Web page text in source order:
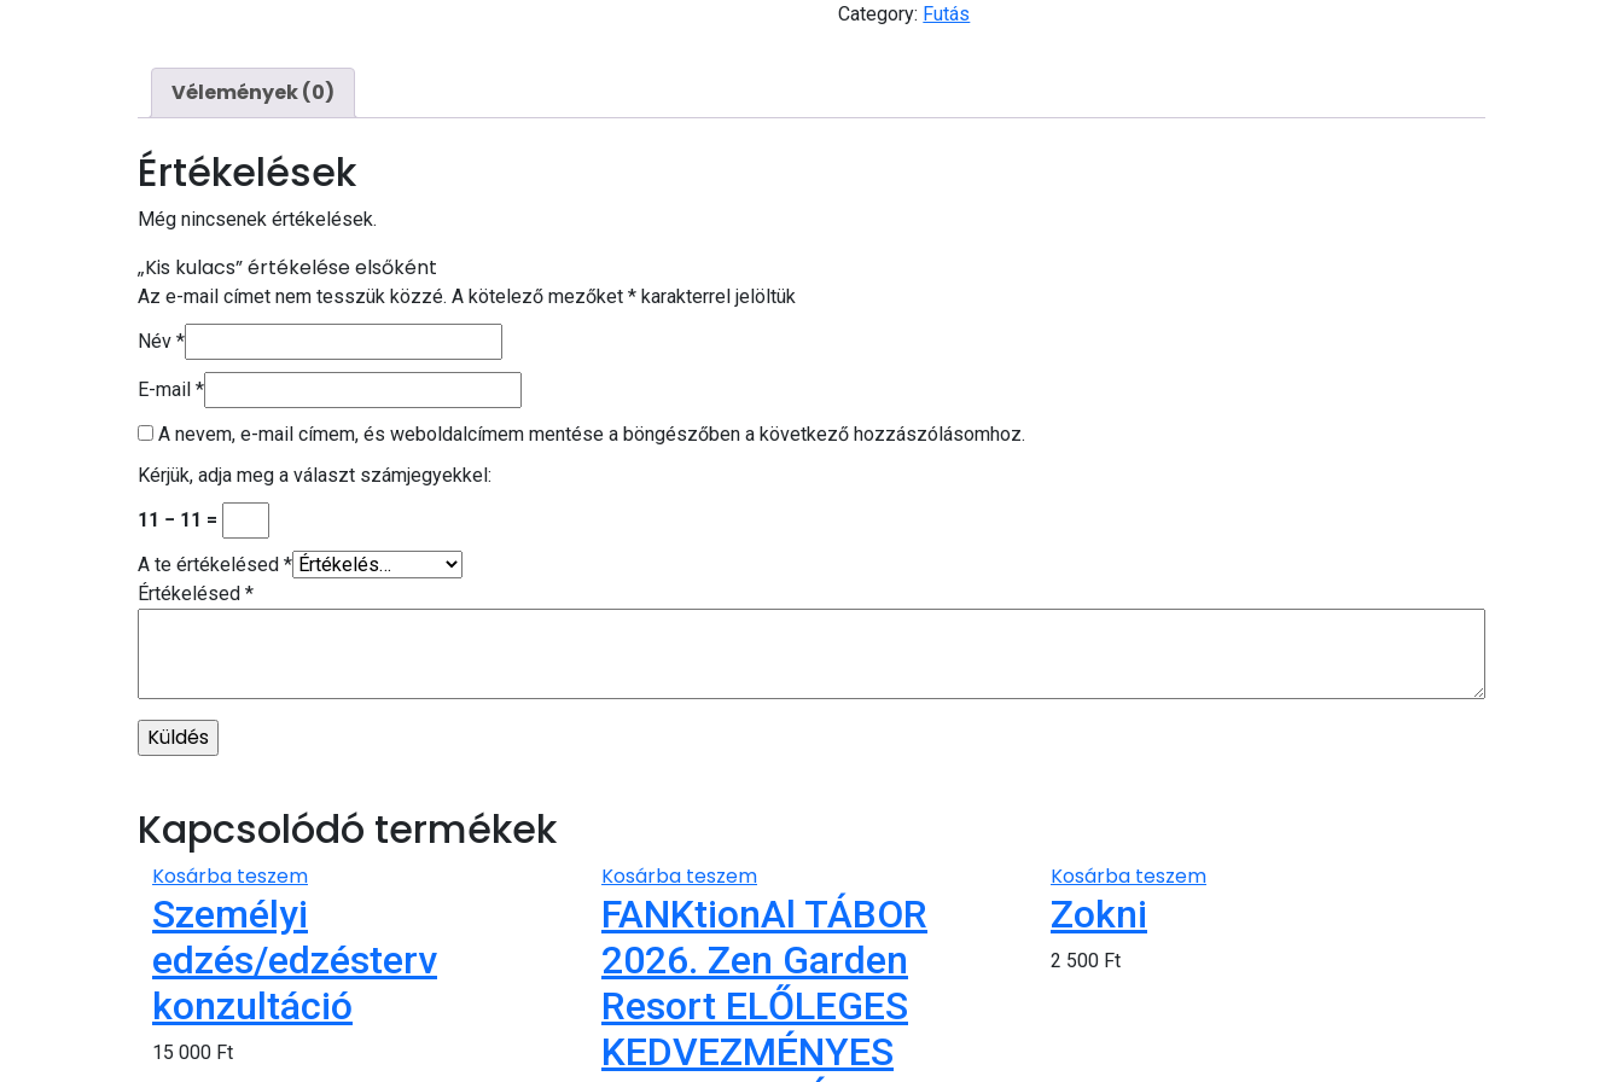
Category: Futás
Vélemények (0)
Értékelések
Még nincsenek értékelések.
„Kis kulacs” értékelése elsőként
Az e-mail címet nem tesszük közzé. A kötelező mezőket * karakterrel jelöltük
Név *
E-mail *
A nevem, e-mail címem, és weboldalcímem mentése a böngészőben a következő hozzászólásomhoz.
Kérjük, adja meg a választ számjegyekkel:
11 − 11 =
A te értékelésed *
Értékelésed *
Kapcsolódó termékek
Kosárba teszem
Személyi
edzés/edzésterv
konzultáció
15 000 Ft
Kosárba teszem
FANKtionAl TÁBOR
2026. Zen Garden
Resort ELŐLEGES
KEDVEZMÉNYES
Kosárba teszem
Zokni
2 500 Ft